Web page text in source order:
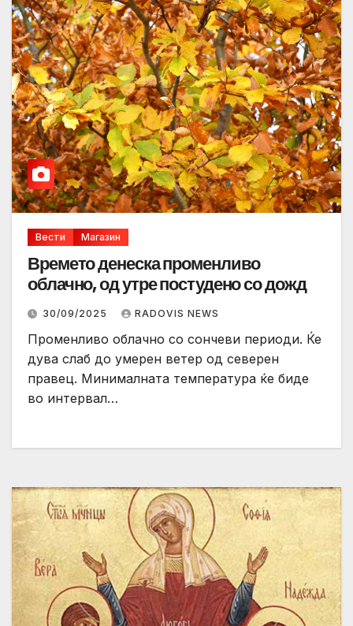
Вести Магазин
Времето денеска променливо
облачно, од утре постудено со дожд
30/09/2025 RADOVIS NEWS
Променливо облачно со сончеви периоди. Ќе
дува слаб до умерен ветер од северен
правец. Минималната температура ќе биде
во интервал…